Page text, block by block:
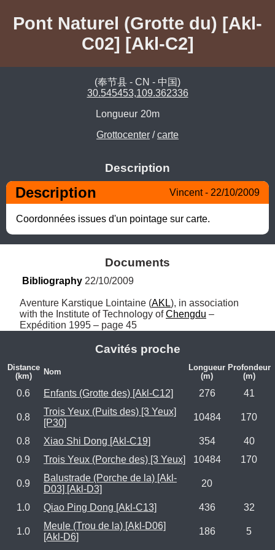
Pont Naturel (Grotte du) [Akl-
C02] [Akl-C2]
(奉节县 - CN - 中国)
30.545453,109.362336
Longueur 20m
Grottocenter /carte
Description
Description Vincent - 22/10/2009
Coordonnées issues d'un pointage sur carte.
Documents
Bibliography 22/10/2009
Aventure Karstique Lointaine (AKL), in association
with the Institute of Technology of Chengdu –
Expédition 1995 – page 45
Cavités proche
Distance
(km)
Nom
Longueur
(m)
Profondeur
(m)
0.6 Enfants (Grotte des) [Akl-C12] 276 41
0.8
Trois Yeux (Puits des) [3 Yeux]
[P30]
10484 170
0.8 Xiao Shi Dong [Akl-C19] 354
40
0.9
Trois Yeux (Porche des) [3 Yeux] 10484 170
0.9
Balustrade (Porche de la) [Akl-
D03] [Akl-D3]
20
1.0 Qiao Ping Dong [Akl-C13] 436 32
1.0
Meule (Trou de la) [Akl-D06]
[Akl-D6]
186 5